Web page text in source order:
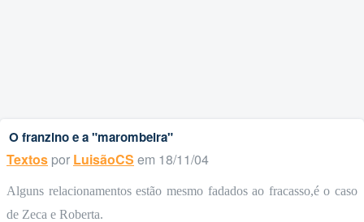
O franzino e a "marombeira"
Textos por LuisãoCS em 18/11/04
Alguns relacionamentos estão mesmo fadados ao fracasso,é o caso
de Zeca e Roberta.